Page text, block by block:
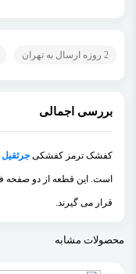
2 روزه ارسال به تهران
بررسی اجمالی
کفشک ترمز کفشکی جرثقیل
است. این قطعه از دو
قرار می گیرند.
محصولات مشابه